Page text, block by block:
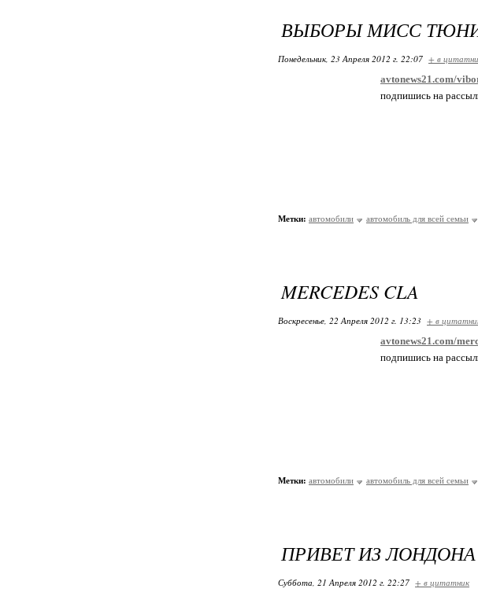
ВЫБОРЫ МИСС
Понедельник, 23 Апреля 2012 г. 22:07 + в
avtonews21.com/
подпишись на
Метки: автомобили автомобиль для всей семьи
MERCEDES CLA
Воскресенье, 22 Апреля 2012 г. 13:23 + в
avtonews21.com/
подпишись на
Метки: автомобили автомобиль для всей семьи
ПРИВЕТ ИЗ ЛОНДОНА
Суббота, 21 Апреля 2012 г. 22:27 + в цитатник